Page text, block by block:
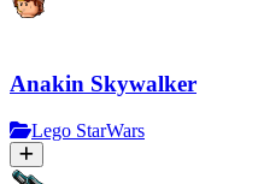
Anakin Skywalker
Lego StarWars